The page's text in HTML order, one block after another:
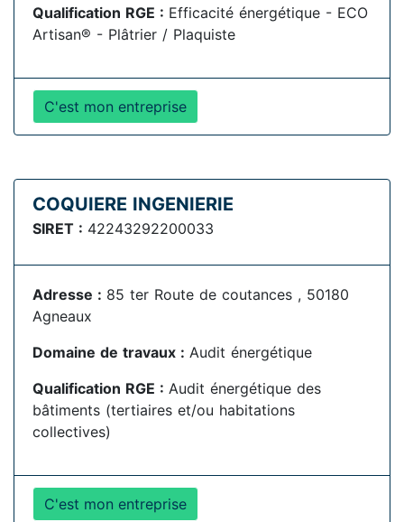
Qualification RGE : Efficacité énergétique - ECO
Artisan® - Plâtrier / Plaquiste
C'est mon entreprise
COQUIERE INGENIERIE
SIRET : 42243292200033
Adresse : 85 ter Route de coutances , 50180
Agneaux
Domaine de travaux : Audit énergétique
Qualification RGE : Audit énergétique des
bâtiments (tertiaires et/ou habitations
collectives)
C'est mon entreprise